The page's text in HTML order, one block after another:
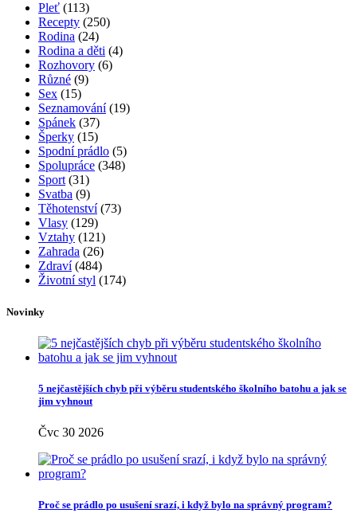
Pleť (113)
Recepty (250)
Rodina (24)
Rodina a děti (4)
Rozhovory (6)
Různé (9)
Sex (15)
Seznamování(19)
Spánek (37)
Šperky (15)
Spodní prádlo (5)
Spolupráce (348)
Sport (31)
Svatba (9)
Těhotenství(73)
Vlasy (129)
Vztahy (121)
Zahrada (26)
Zdraví(484)
Životní styl (174)
Novinky
5 nejčastějších chyb při výběru studentského školního batohu a jak se
jim vyhnout
Čvc 30 2026
Proč se prádlo po usušení srazí, i když bylo na správný program?